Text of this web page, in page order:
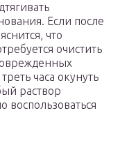
Если после
что
очистить
часа окунуть
раствор